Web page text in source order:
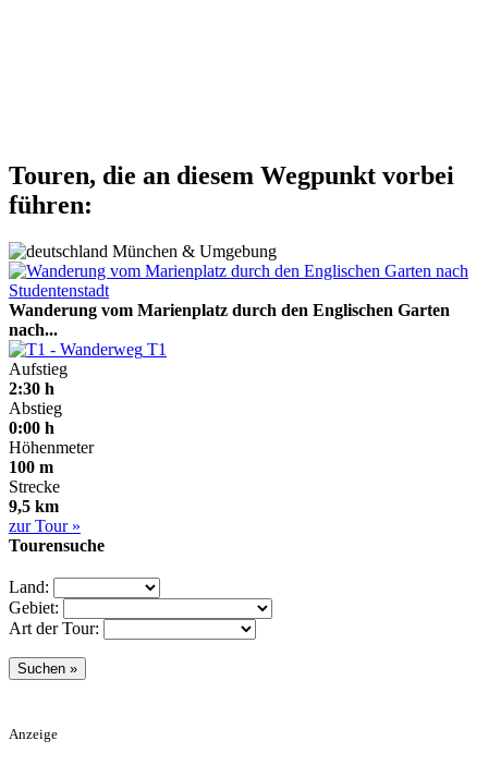
Touren, die an diesem Wegpunkt vorbei
führen:
München & Umgebung
Wanderung vom Marienplatz durch den Englischen Garten
nach...
T1
Aufstieg
2:30 h
Abstieg
0:00 h
Höhenmeter
100 m
Strecke
9,5 km
zur Tour »
Tourensuche
Land:
Gebiet:
Art der Tour:
Anzeige